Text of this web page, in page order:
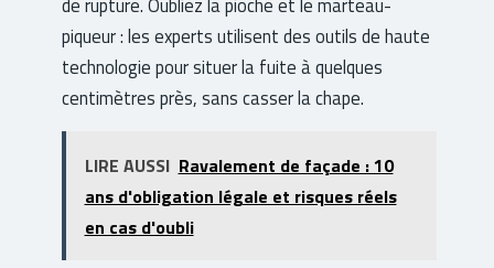
piqueur : les experts utilisent des outils de haute
technologie pour situer la fuite à quelques
centimètres près, sans casser la chape.
LIRE AUSSI Ravalement de façade : 10
ans d'obligation légale et risques réels
en cas d'oubli